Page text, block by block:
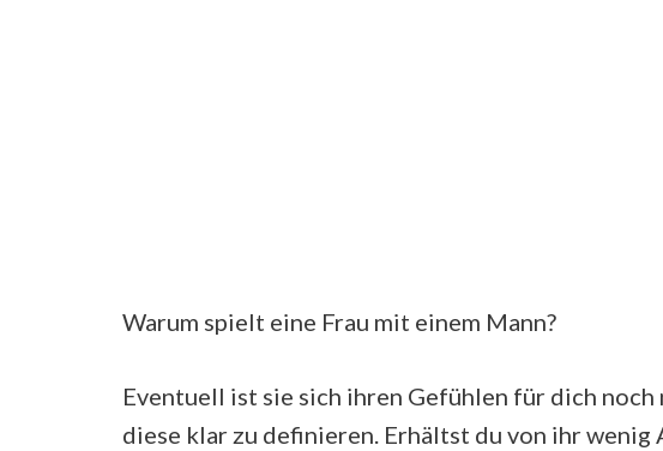
Warum spielt eine Frau mit einem Mann?
Eventuell ist sie sich ihren Gefühlen für dich
diese klar zu definieren. Erhältst du von ihr wenig